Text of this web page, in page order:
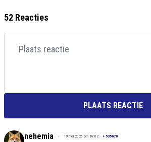
52 Reacties
PLAATS REACTIE
nehemia 19 mei 2026 om 18:02 + 535670